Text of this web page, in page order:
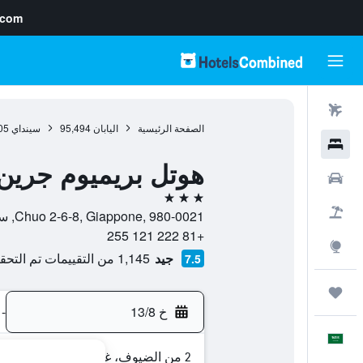
الصفحة الرئيسية اليابان 95,494 سينداي
هوتل بريميوم
3 نجوم
Chuo 2-6-8, Giappone, 980-0021, سينداي, محافظة مياغي, اليابان
+81 222 121 255
7.5 جيد 1,145 من التقييمات تم التحقق منها
خ 13/8 -
2 من الضيوف، غرفة واحدة